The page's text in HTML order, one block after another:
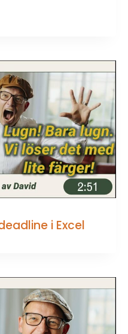
i Excel